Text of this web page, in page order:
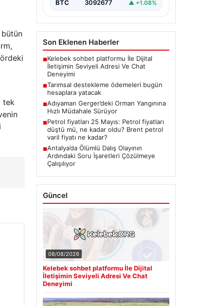
tek
BTC 3092677 ▲ +1.08%
Son Eklenen Haberler
■Kelebek sohbet platformu İle Dijital
İletişimin Seviyeli Adresi Ve Chat
Deneyimi
■Tarımsal destekleme ödemeleri bugün
hesaplara yatacak
■Adıyaman Gerger’deki Orman Yangınına
Hızlı Müdahale Sürüyor
■Petrol fiyatları 25 Mayıs: Petrol fiyatları
düştü mü, ne kadar oldu? Brent petrol
varil fiyatı ne kadar?
■Antalya’da Ölümlü Dalış Olayının
Ardındaki Soru İşaretleri Çözülmeye
Çalışılıyor
Güncel
08/08/2026
Kelebek sohbet platformu İle Dijital
İletişimin Seviyeli Adresi Ve Chat
Deneyimi